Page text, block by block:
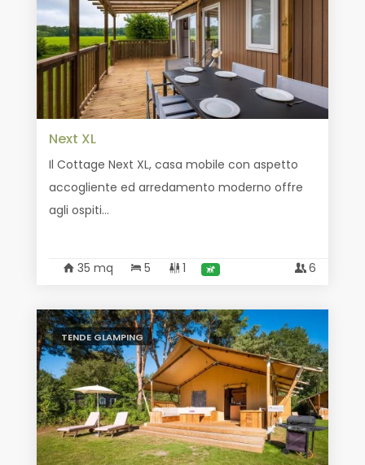
Next XL
Il Cottage Next XL, casa mobile con aspetto
accogliente ed arredamento moderno offre
agli ospiti...
35 mq 5 1 6
TENDE GLAMPING